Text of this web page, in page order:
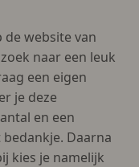
website van
naar een leuk
een eigen
je deze
en een
Daarna
kies je namelijk